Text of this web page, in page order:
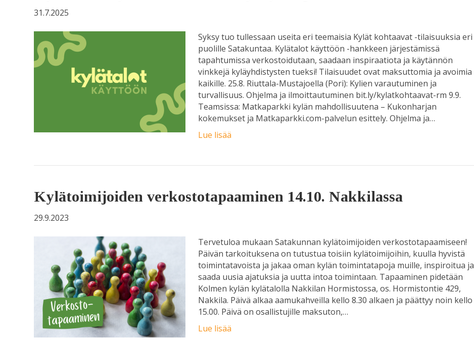
31.7.2025
Syksy tuo tullessaan useita eri teemaisia Kylät kohtaavat -tilaisuuksia eri
puolille Satakuntaa. Kylätalot käyttöön -hankkeen järjestämissä
tapahtumissa verkostoidutaan, saadaan inspiraatiota ja käytännön
vinkkejä kyläyhdistysten tueksi! Tilaisuudet ovat maksuttomia ja avoimia
kaikille. 25.8. Riuttala-Mustajoella (Pori): Kylien varautuminen ja
turvallisuus. Ohjelma ja ilmoittautuminen bit.ly/kylatkohtaavat-rm 9.9.
Teamsissa: Matkaparkki kylän mahdollisuutena – Kukonharjan
kokemukset ja Matkaparkki.com-palvelun esittely. Ohjelma ja…
Lue lisää
Kylätoimijoiden verkostotapaaminen 14.10. Nakkilassa
29.9.2023
Tervetuloa mukaan Satakunnan kylätoimijoiden verkostotapaamiseen!
Päivän tarkoituksena on tutustua toisiin kylätoimijoihin, kuulla hyvistä
toimintatavoista ja jakaa oman kylän toimintatapoja muille, inspiroitua ja
saada uusia ajatuksia ja uutta intoa toimintaan. Tapaaminen pidetään
Kolmen kylän kylätalolla Nakkilan Hormistossa, os. Hormistontie 429,
Nakkila. Päivä alkaa aamukahveilla kello 8.30 alkaen ja päättyy noin kello
15.00. Päivä on osallistujille maksuton,…
Lue lisää